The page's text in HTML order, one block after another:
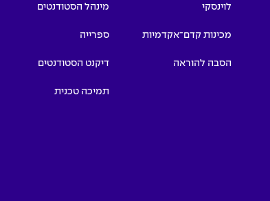
לוינסקי
מכינות קדם־אקדמיות
הסבה להוראה
מינהל הסטודנטים
ספרייה
דיקנט הסטודנטים
תמיכה טכנית